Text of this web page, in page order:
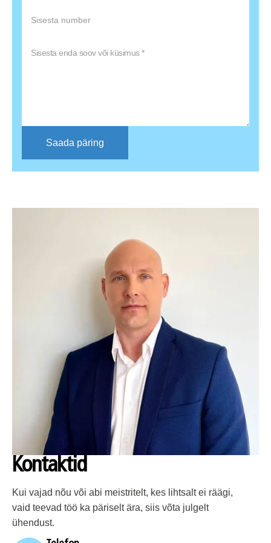
Kontaktid
Kui vajad nõu või abi meistritelt, kes lihtsalt ei räägi,
vaid teevad töö ka päriselt ära, siis võta julgelt
ühendust.